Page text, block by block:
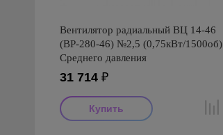
Вентилятор радиальный ВЦ 14-46
(ВР-280-46) №2,5 (0,75кВт/1500об)
Среднего давления
31 714 ₽